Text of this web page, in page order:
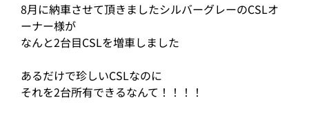
8月に納車させて頂きましたシルバーグレーのCSLオ
ーナー様が
なんと2台目CSLを増車しました
あるだけで珍しいCSLなのに
それを2台所有できるなんて！！！！